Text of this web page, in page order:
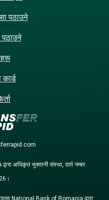
अधिकृत भुक्तानी संस्था, दर्ता नम्बर
पठाउने
कार्ड